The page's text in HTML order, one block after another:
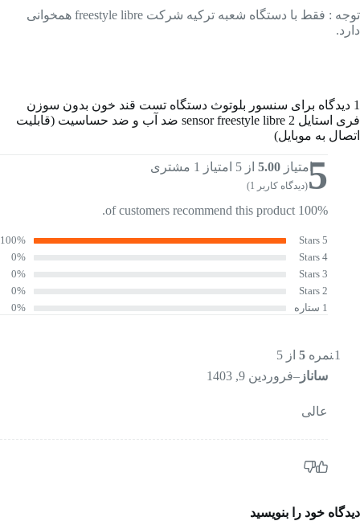
توجه : فقط با دستگاه شعبه ترکیه شرکت freestyle libre همخوانی
دارد.
1 دیدگاه برای
سنسور بلوتوث دستگاه تست قند خون بدون سوزن
فری استایل sensor freestyle libre 2 ضد آب و ضد حساسیت (قابلیت
اتصال به موبایل)
5امتیاز 5.00از 5 امتیاز 1 مشتری
(دیدگاه کاربر 1
)
100% of customers recommend this product.
5 Stars
100%
4 Stars
0%
3 Stars
0%
2 Stars
0%
1 ستاره
0%
نمره 5از 5
ساناز –فروردین 9, 1403
عالی
دیدگاه خود را بنویسید